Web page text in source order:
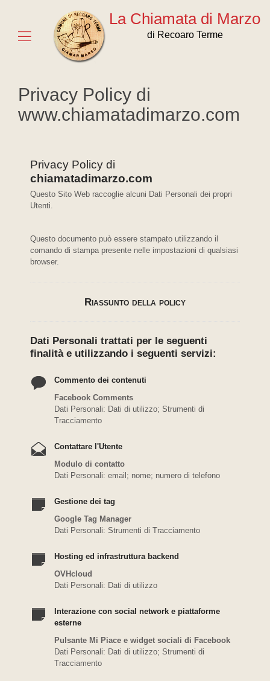
La Chiamata di Marzo
di Recoaro Terme
Privacy Policy di
www.chiamatadimarzo.com
Privacy Policy di
chiamatadimarzo.com
Questo Sito Web raccoglie alcuni Dati Personali dei propri
Utenti.
Questo documento può essere stampato utilizzando il
comando di stampa presente nelle impostazioni di qualsiasi
browser.
Riassunto della policy
Dati Personali trattati per le seguenti
finalità e utilizzando i seguenti servizi:
Commento dei contenuti
Facebook Comments
Dati Personali: Dati di utilizzo; Strumenti di
Tracciamento
Contattare l'Utente
Modulo di contatto
Dati Personali: email; nome; numero di telefono
Gestione dei tag
Google Tag Manager
Dati Personali: Strumenti di Tracciamento
Hosting ed infrastruttura backend
OVHcloud
Dati Personali: Dati di utilizzo
Interazione con social network e piattaforme
esterne
Pulsante Mi Piace e widget sociali di Facebook
Dati Personali: Dati di utilizzo; Strumenti di
Tracciamento